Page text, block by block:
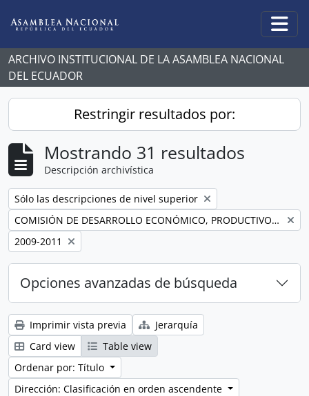
ARCHIVO INSTITUCIONAL DE LA ASAMBLEA NACIONAL
DEL ECUADOR
Restringir resultados por:
Mostrando 31 resultados
Descripción archivística
Remove filter:
Sólo las descripciones de nivel superior
Remove filter:
COMISIÓN DE DESARROLLO ECONÓMICO, PRODUCTIVO Y LA MICROEMPRESA
Remove filter:
2009-2011
Opciones avanzadas de búsqueda
Imprimir vista previa
Jerarquía
Card view
Table view
Ordenar por: Título
Dirección: Clasificación en orden ascendente